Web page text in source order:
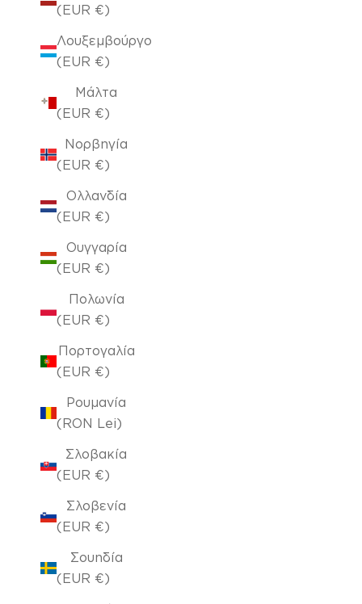
(EUR €)
Λουξεμβούργο
(EUR €)
Μάλτα
(EUR €)
Νορβηγία
(EUR €)
Ολλανδία
(EUR €)
Ουγγαρία
(EUR €)
Πολωνία
(EUR €)
Πορτογαλία
(EUR €)
Ρουμανία
(RON Lei)
Σλοβακία
(EUR €)
Σλοβενία
(EUR €)
Σουηδία
(EUR €)